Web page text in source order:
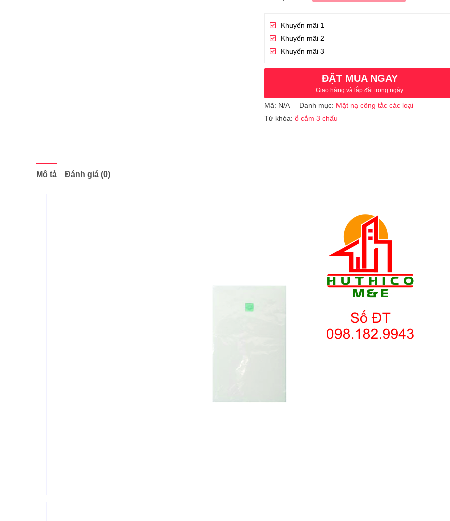
Khuyến mãi 1
Khuyến mãi 2
Khuyến mãi 3
ĐẶT MUA NGAY
Giao hàng và lắp đặt trong ngày
Mã: N/A Danh mục: Mặt nạ công tắc các loại
Từ khóa: ổ cắm 3 chấu
Mô tả Đánh giá (0)